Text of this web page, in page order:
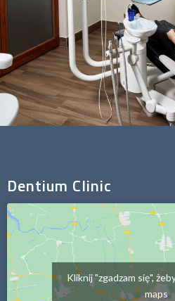
Dentium Clinic
Kliknij "zgadzam się",
maps